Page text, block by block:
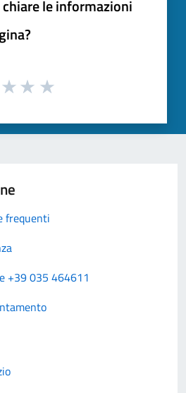
le informazioni
frequenti
+39 035 464611